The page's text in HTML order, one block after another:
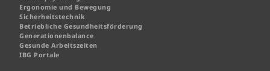
Ergonomie und Bewegung
Sicherheitstechnik
Betriebliche Gesundheitsförderung
Generationenbalance
Gesunde Arbeitszeiten
IBG Portale